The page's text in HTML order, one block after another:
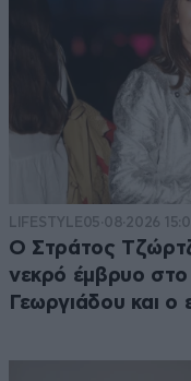
LIFESTYLE05·08·2026
Ο Στράτος
νεκρό έμβρυο στο
Γεωργιάδου και ο